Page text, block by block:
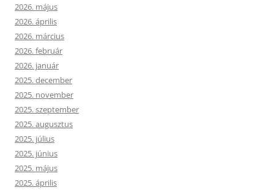
2026. május
2026. április
2026. március
2026. február
2026. január
2025. december
2025. november
2025. szeptember
2025. augusztus
2025. július
2025. június
2025. május
2025. április